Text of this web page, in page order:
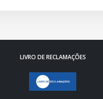
LIVRO DE RECLAMAÇÕES